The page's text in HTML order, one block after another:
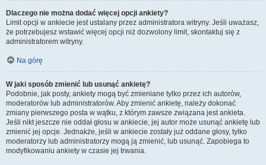
Dlaczego nie można dodać więcej opcji ankiety?
Limit opcji w ankiecie jest ustalany przez administratora witryny. Jeśli uważasz,
że potrzebujesz wstawić więcej opcji niż dozwolony limit, skontaktuj się z
administratorem witryny.
Na górę
W jaki sposób zmienić lub usunąć ankietę?
Podobnie, jak posty, ankiety mogą być zmieniane tylko przez ich autorów,
moderatorów lub administratorów. Aby zmienić ankietę, należy dokonać
zmiany pierwszego posta w wątku, z którym zawsze związana jest ankieta.
Jeśli nikt jeszcze nie oddał głosu w ankiecie, jej autor może usunąć ankietę lub
zmienić jej opcje. Jednakże, jeśli w ankiecie zostały już oddane głosy, tylko
moderatorzy lub administratorzy mogą ją zmienić, lub usunąć. Zapobiega to
modyfikowaniu ankiety w czasie jej trwania.